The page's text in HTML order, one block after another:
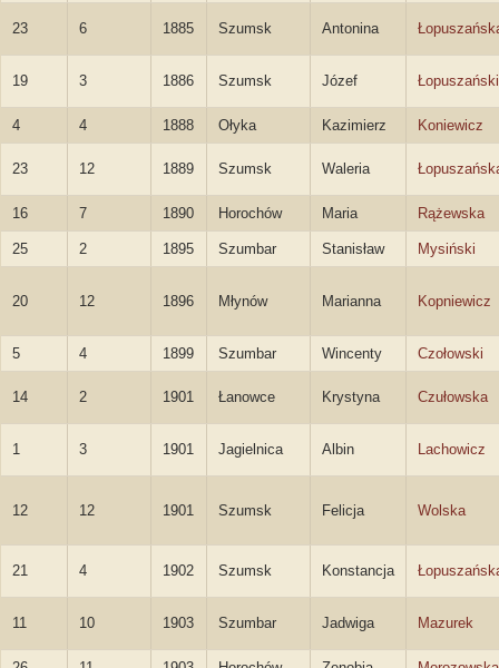
23 6 1885 Szumsk Antonina
19 3 1886 Szumsk Józef Łopuszański
4 4 1888 Ołyka Kazimierz Koniewicz
23 12 1889 Szumsk Waleria
16 7 1890 Horochów Maria Rążewska
25 2 1895 Szumbar Stanisław Mysiński
20 12 1896 Młynów Marianna Kopniewicz
5 4 1899 Szumbar Wincenty Czołowski
14 2 1901 Łanowce Krystyna Czułowska
1 3 1901 Jagielnica Albin Lachowicz
12 12 1901 Szumsk Felicja Wolska
21 4 1902 Szumsk Konstancja
11 10 1903 Szumbar Jadwiga Mazurek